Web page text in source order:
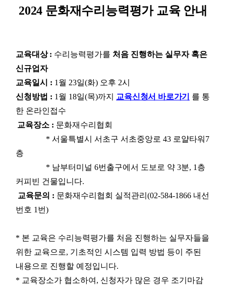
2024 문화재수리능력평가 교육 안내
교육대상 : 수리능력평가를 처음 진행하는 실무자 혹은
신규업자
교육일시 : 1월 23일(화) 오후 2시
신청방법 : 1월 18일(목)까지 교육신청서 바로가기
를 통
한 온라인접수
교육장소 : 문화재수리협회
* 서울특별시 서초구 서초중앙로 43 로얄타워7
층
* 남부터미널 6번출구에서 도보로 약 3분, 1층
커피빈 건물입니다.
교육문의 : 문화재수리협회 실적관리(02-584-1866 내선
번호 1번)
* 본 교육은 수리능력평가를 처음 진행하는 실무자들을
위한 교육으로, 기초적인 시스템 입력 방법 등이 주된
내용으로 진행할 예정입니다.
* 교육장소가 협소하여, 신청자가 많은 경우 조기마감